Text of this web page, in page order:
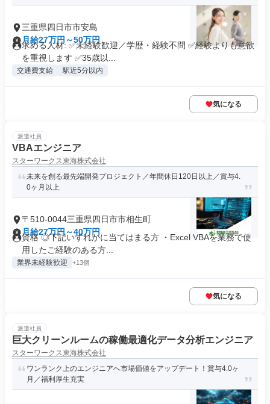
三重県四日市市安島
月給27万円～50万円
求める人材: ✅未経験歓迎／学歴・経験不問 ✅経験よりも意欲
を重視します ✅35歳以...
交通費支給 駅近5分以内
気になる
派遣社員
VBAエンジニア
スターワークス東海株式会社
未来を創る最先端開発プロジェクト／年間休日120日以上／賞与4.
0ヶ月以上
〒510-0044三重県四日市市相生町
月給27万円～40万円
資格 ◎下記いずれかに当てはまる方 ・Excel VBAを業務で使
用したご経験のある方...
業界未経験歓迎 +13個
気になる
派遣社員
巨大クリーンルームの稼働最適化データ分析エンジニア
スターワークス東海株式会社
ワンランク上のエンジニアへ市場価値をアップデート！賞与4.0ヶ
月／福利厚生充実